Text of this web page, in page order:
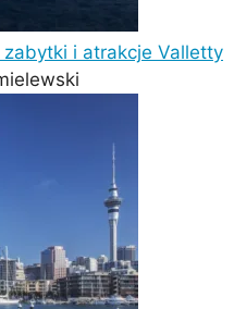
i atrakcje Valletty